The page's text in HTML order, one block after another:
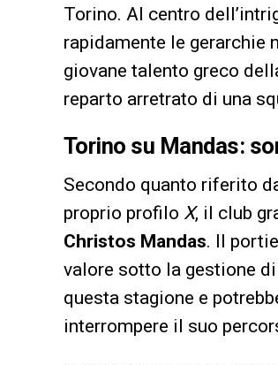
Torino. Al centro
rapidamente le gerarchie
giovane talento greco
reparto arretrato di una
Torino su Mandas:
Secondo quanto riferito
proprio profilo X, il club
Christos Mandas. Il
valore sotto la gestione di
questa stagione e
interrompere il suo